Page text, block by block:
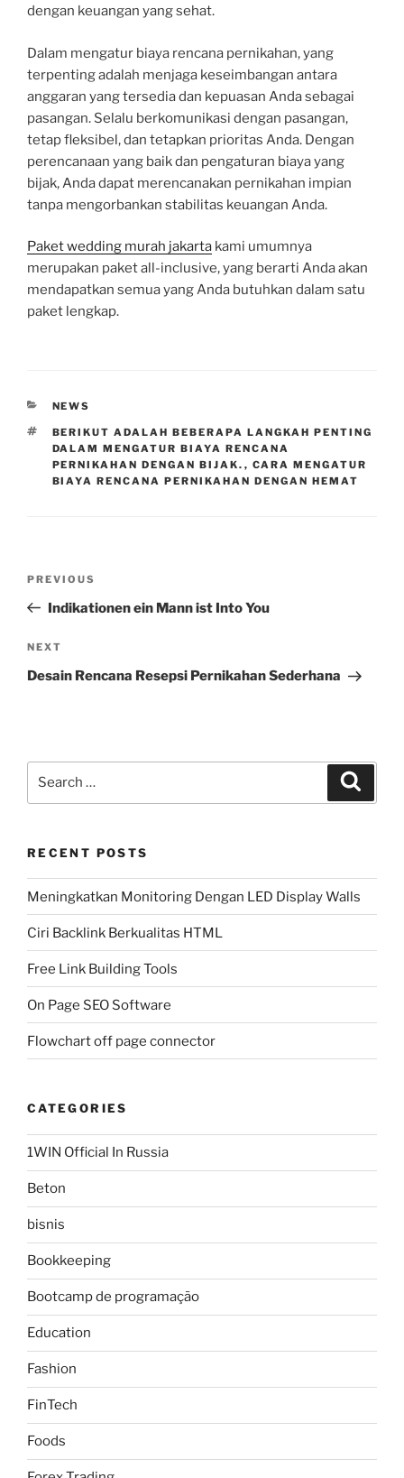
dengan keuangan yang sehat.
Dalam mengatur biaya rencana pernikahan, yang
terpenting adalah menjaga keseimbangan antara
anggaran yang tersedia dan kepuasan Anda sebagai
pasangan. Selalu berkomunikasi dengan pasangan,
tetap fleksibel, dan tetapkan prioritas Anda. Dengan
perencanaan yang baik dan pengaturan biaya yang
bijak, Anda dapat merencanakan pernikahan impian
tanpa mengorbankan stabilitas keuangan Anda.
Paket wedding murah jakarta kami umumnya
merupakan paket all-inclusive, yang berarti Anda akan
mendapatkan semua yang Anda butuhkan dalam satu
paket lengkap.
CATEGORIES
NEWS
TAGS
BERIKUT ADALAH BEBERAPA LANGKAH PENTING
DALAM MENGATUR BIAYA RENCANA
PERNIKAHAN DENGAN BIJAK. , CARA MENGATUR
BIAYA RENCANA PERNIKAHAN DENGAN HEMAT
Previous
Post
PREVIOUS
Indikationen ein Mann ist Into You
Next
Post
NEXT
Desain Rencana Resepsi Pernikahan Sederhana
RECENT POSTS
Meningkatkan Monitoring Dengan LED Display Walls
Ciri Backlink Berkualitas HTML
Free Link Building Tools
On Page SEO Software
Flowchart off page connector
CATEGORIES
1WIN Official In Russia
Beton
bisnis
Bookkeeping
Bootcamp de programação
Education
Fashion
FinTech
Foods